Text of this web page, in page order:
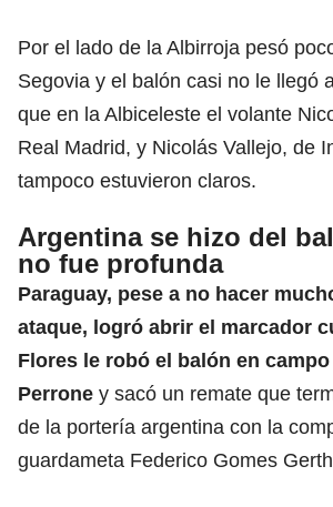
Por el lado de la Albirroja pesó
Segovia y el balón casi no le llegó
que en la Albiceleste el volante
Real Madrid, y Nicolás Vallejo, de
tampoco estuvieron claros.
Argentina se hizo del
no fue profunda
Paraguay, pese a no hacer
ataque, logró abrir el marcador
Flores le robó el balón en
Perrone y sacó un remate que
de la portería argentina con la
guardameta Federico Gomes